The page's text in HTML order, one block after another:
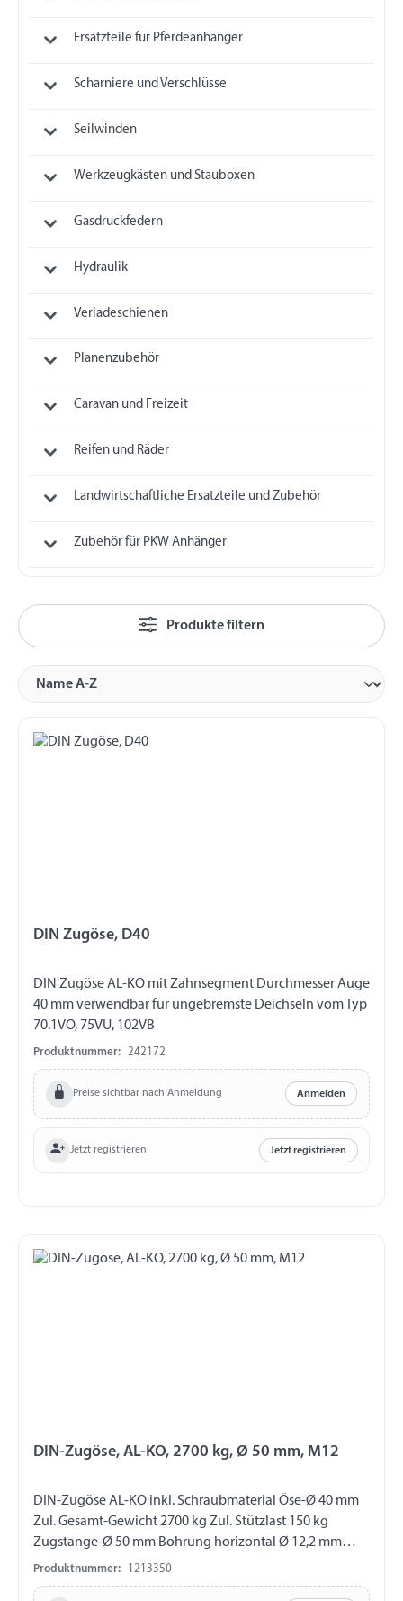
Ersatzteile für Pferdeanhänger
Scharniere und Verschlüsse
Seilwinden
Werkzeugkästen und Stauboxen
Gasdruckfedern
Hydraulik
Verladeschienen
Planenzubehör
Caravan und Freizeit
Reifen und Räder
Landwirtschaftliche Ersatzteile und Zubehör
Zubehör für PKW Anhänger
Produkte filtern
DIN Zugöse, D40
DIN Zugöse AL-KO mit Zahnsegment Durchmesser Auge
40 mm verwendbar für ungebremste Deichseln vom Typ
70.1VO, 75VU, 102VB
Produktnummer: 242172
Preise sichtbar nach Anmeldung Anmelden
Jetzt registrieren Jetzt registrieren
DIN-Zugöse, AL-KO, 2700 kg, Ø 50 mm, M12
DIN-Zugöse AL-KO inkl. Schraubmaterial Öse-Ø 40 mm
Zul. Gesamt-Gewicht 2700 kg Zul. Stützlast 150 kg
Zugstange-Ø 50 mm Bohrung horizontal Ø 12,2 mm
Abstand Bohrungen 50 mm verwendbar für
höhenverstellbar Typ 161 VB, 251VB
Produktnummer: 1213350